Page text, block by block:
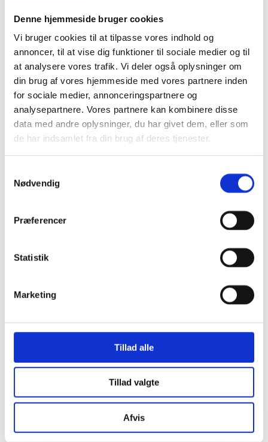
Denne hjemmeside bruger cookies
Vi bruger cookies til at tilpasse vores indhold og
annoncer, til at vise dig funktioner til sociale medier og til
at analysere vores trafik. Vi deler også oplysninger om
din brug af vores hjemmeside med vores partnere inden
for sociale medier, annonceringspartnere og
analysepartnere. Vores partnere kan kombinere disse
data med andre oplysninger, du har givet dem, eller som
de har indsamlet fra din brug af deres tjenester.
Nødvendig
Præferencer
Statistik
Marketing
Tillad alle
Tillad valgte
Afvis
Brusepaneler
Udendørs brusere
Afløbsrende
Rustfrit afløb
Sort glas afløb
Hvidt glas afløb
Affaldssortering
Pedal systemer
Haven
Udendørs indretning
Udendørs brusere
Solcelleanlæg
Teaktræ bænke
Havebænke med blomsterkasser
Parkbænke
Gyngebænke
Udendørs leg & Spil